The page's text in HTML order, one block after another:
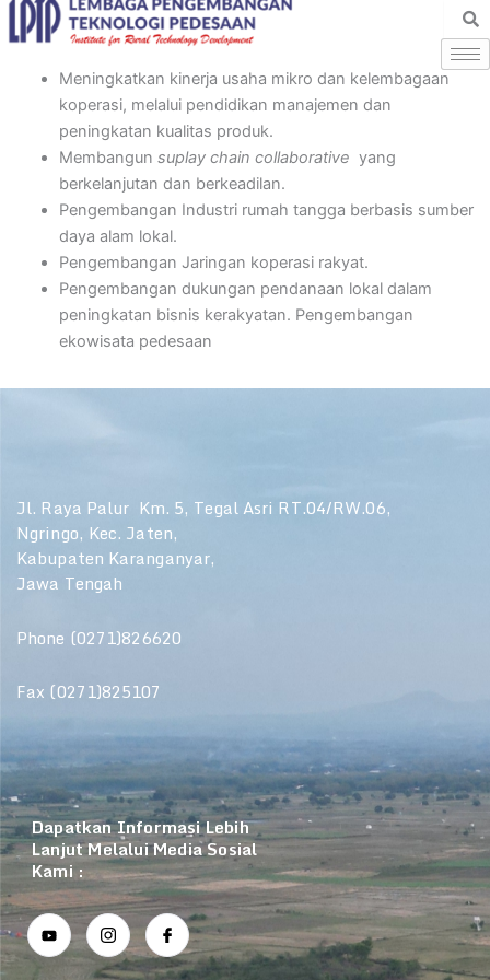
Skip
to
Meningkatkan kinerja usaha mikro dan kelembagaan
koperasi, melalui pendidikan manajemen dan
peningkatan kualitas produk.
Membangun suplay chain collaborative yang
berkelanjutan dan berkeadilan.
Pengembangan Industri rumah tangga berbasis sumber
daya alam lokal.
Pengembangan Jaringan koperasi rakyat.
Pengembangan dukungan pendanaan lokal dalam
peningkatan bisnis kerakyatan. Pengembangan
ekowisata pedesaan
Jl. Raya Palur Km. 5, Tegal Asri RT.04/RW.06,
Ngringo, Kec. Jaten,
Kabupaten Karanganyar,
Jawa Tengah
Phone (0271)826620
Fax (0271)825107
Dapatkan Informasi Lebih
Lanjut Melalui Media Sosial
Kami :